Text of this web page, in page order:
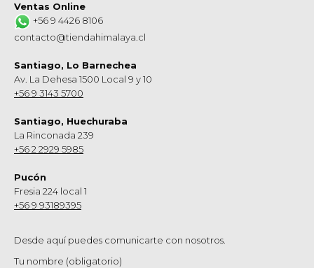
Ventas Online
+56 9 4426 8106
contacto@tiendahimalaya.cl
Santiago, Lo Barnechea
Av. La Dehesa 1500 Local 9 y 10
+56 9 3143 5700
Santiago, Huechuraba
La Rinconada 239
+56 2 2929 5985
Pucón
Fresia 224 local 1
+56 9 93189395
Desde aquí puedes comunicarte con nosotros.
Tu nombre (obligatorio)